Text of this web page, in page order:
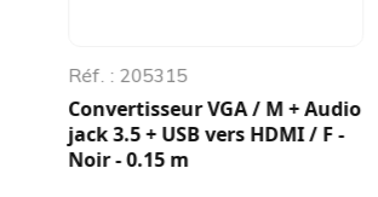
Réf. : 205315
Convertisseur VGA / M + Audio
jack 3.5 + USB vers HDMI / F -
Noir - 0.15 m